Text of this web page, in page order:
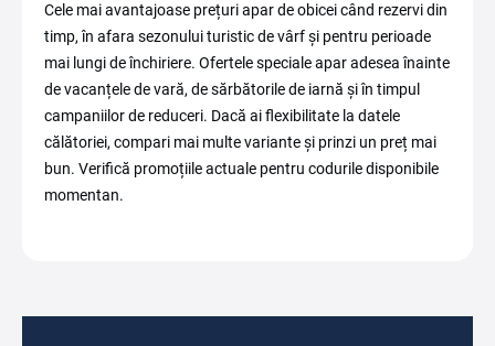
Cele mai avantajoase prețuri apar de obicei când rezervi din
timp, în afara sezonului turistic de vârf și pentru perioade
mai lungi de închiriere. Ofertele speciale apar adesea înainte
de vacanțele de vară, de sărbătorile de iarnă și în timpul
campaniilor de reduceri. Dacă ai flexibilitate la datele
călătoriei, compari mai multe variante și prinzi un preț mai
bun. Verifică promoțiile actuale pentru codurile disponibile
momentan.